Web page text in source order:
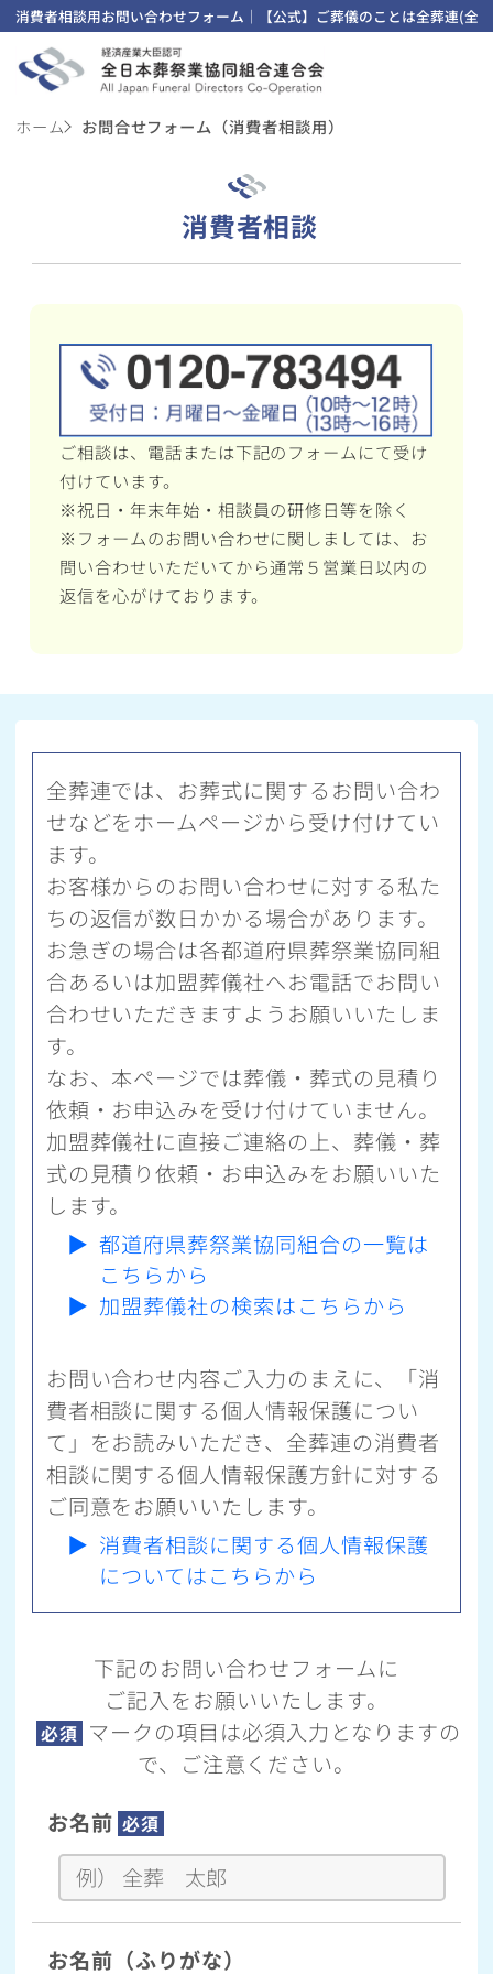
消費者相談用お問い合わせフォーム｜【公式】ご葬儀のことは全葬連(全
ホーム お問合せフォーム（消費者相談用）
消費者相談
ご相談は、電話または下記のフォームにて受け
付けています。
※祝日・年末年始・相談員の研修日等を除く
※フォームのお問い合わせに関しましては、お
問い合わせいただいてから通常５営業日以内の
返信を心がけております。
全葬連では、お葬式に関するお問い合わ
せなどをホームページから受け付けてい
ます。
お客様からのお問い合わせに対する私た
ちの返信が数日かかる場合があります。
お急ぎの場合は各都道府県葬祭業協同組
合あるいは加盟葬儀社へお電話でお問い
合わせいただきますようお願いいたしま
す。
なお、本ページでは葬儀・葬式の見積り
依頼・お申込みを受け付けていません。
加盟葬儀社に直接ご連絡の上、葬儀・葬
式の見積り依頼・お申込みをお願いいた
します。
▶ 都道府県葬祭業協同組合の一覧は
こちらから
▶ 加盟葬儀社の検索はこちらから
お問い合わせ内容ご入力のまえに、「消
費者相談に関する個人情報保護につい
て」をお読みいただき、全葬連の消費者
相談に関する個人情報保護方針に対する
ご同意をお願いいたします。
▶ 消費者相談に関する個人情報保護
についてはこちらから
下記のお問い合わせフォームに
ご記入をお願いいたします。
必須 マークの項目は必須入力となりますの
で、ご注意ください。
お名前 必須
お名前（ふりがな）